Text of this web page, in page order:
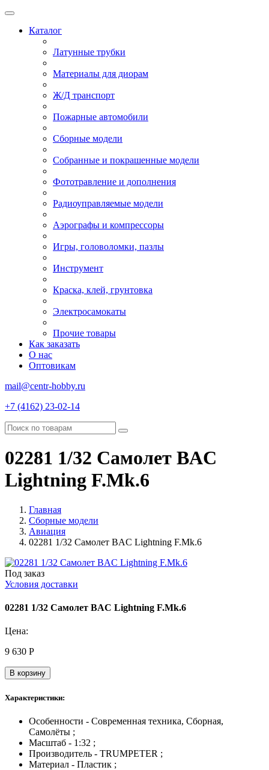
Каталог
Латунные трубки
Материалы для диорам
Ж/Д транспорт
Пожарные автомобили
Сборные модели
Собранные и покрашенные модели
Фототравление и дополнения
Радиоуправляемые модели
Аэрографы и компрессоры
Игры, головоломки, пазлы
Инструмент
Краска, клей, грунтовка
Электросамокаты
Прочие товары
Как заказать
О нас
Оптовикам
mail@centr-hobby.ru
+7 (4162) 23-02-14
02281 1/32 Самолет BAC
Lightning F.Mk.6
Главная
Сборные модели
Авиация
02281 1/32 Самолет BAC Lightning F.Mk.6
Под заказ
Условия доставки
02281 1/32 Самолет BAC Lightning F.Mk.6
Цена:
9 630 Р
В корзину
Характеристики:
Особенности - Современная техника, Сборная,
Самолёты ;
Масштаб - 1:32 ;
Производитель - TRUMPETER ;
Материал - Пластик ;